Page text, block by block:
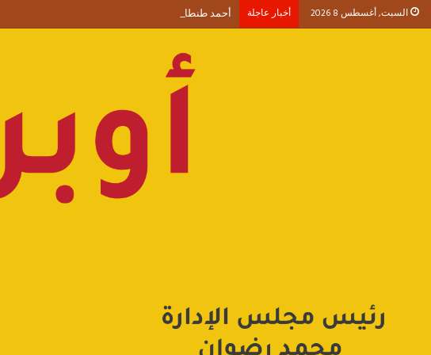
السبت, أغسطس 8 2026 أخبار عاجلة أحمد طنطاوي يكتب حين يصبح الوجود علامة استفهام